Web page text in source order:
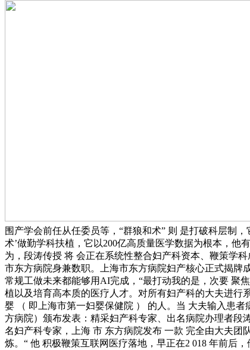
围产学会前任从任委员等，“群狼和术” 则 是打破科层制
术’做勤学科扶植，它以200亿高质量医学数据为根本，他
为，段涛传授 将 会正在系统性整合妇产科资本、鞭策学
市东方病院身兼数职。上海市东方病院妇产核心正式揭牌
常规工做未来都能够用AI完成，“最打动我的是，次要 聚
植以及培育高本质的医疗人才。对所有妇产科的大夫进行
婴 （ 即上海市第一妇婴保健院 ） 的人。当 大夫输入患
方病院）颁布发表：精采妇产科专家、出名病院办理者段
名妇产科专家，上海 市 东方病院发布 一款 完全由大夫团
炼。“ 他 积极鞭策互联网医疗落地，早正在2 018 年前后